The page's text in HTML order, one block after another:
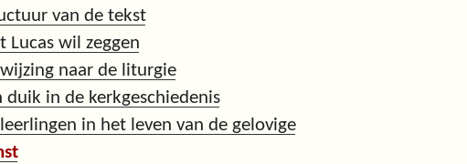
van de tekst
Lucas wil zeggen
naar de liturgie
duik in de kerkgeschiedenis
leerlingen in het leven van de gelovige